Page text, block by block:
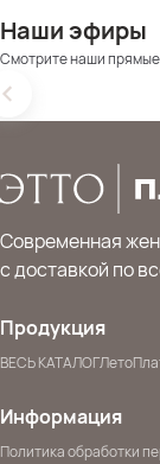
Наши эфиры
Смотрите наши
Современная
с доставкой по
Продукция
ВЕСЬ КАТАЛОГЛето
Информация
Политика обработки